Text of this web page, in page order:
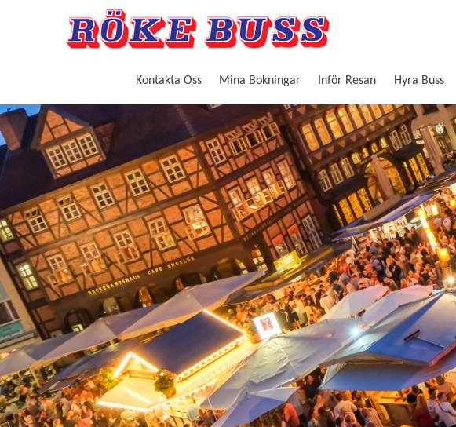
Kontakta Oss Mina Bokningar Inför Resan Hyra Buss